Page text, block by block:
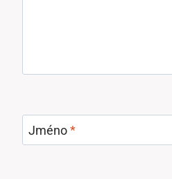
Jméno*